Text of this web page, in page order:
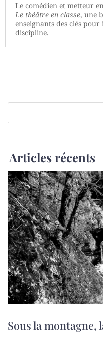
Le comédien et metteur
Le théâtre en classe, une
enseignants des clés
discipline.
Articles récents
Sous la montagne,